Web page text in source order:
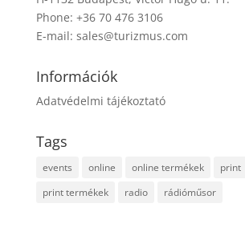
Phone: +36 70 476 3106
E-mail: sales@turizmus.com
Információk
Adatvédelmi tájékoztató
Tags
events online online termékek
print
print termékek
radio rádióműsor